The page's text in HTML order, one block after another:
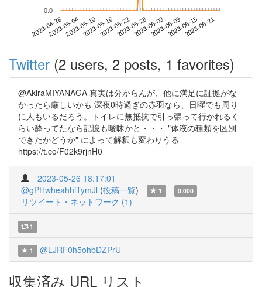
2023-04-282023-05-042023-05-102023-05-162023-05-222023-05-282023-06-032023-06-092023-06-152023-06-21
0.0
Twitter (2 users, 2 posts, 1 favorites)
@AkiraMIYANAGA 真実は分からんが、他に満足に証拠がな
かったら厳しいかも 深夜0時過ぎの赤羽なら、日曜でも周り
に人もいるだろう。トイレに無抵抗で引っ張って行かれるく
らい酔ってたなら記憶も曖昧かと・・・ "体液の種類を区別
できたかどうか" によって解釈も変わりうる
https://t.co/F02k9rjnH0
2023-05-26 18:17:01
@gPHwheahhiTymJl (投稿一覧) 1 0.000
リツイート・ネットワーク (1)
1
1 @LJRF0h5ohbDZPrU
収集済み URL リスト